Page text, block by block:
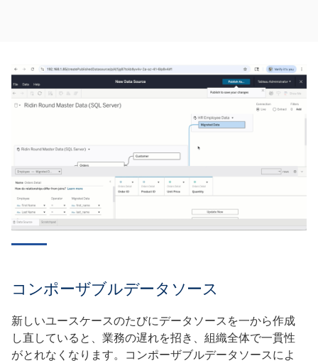
コンポーザブルデータソース
新しいユースケースのたびにデータソースを一から作成
し直していると、業務の遅れを招き、組織全体で一貫性
がとれなくなります。コンポーザブルデータソースによ